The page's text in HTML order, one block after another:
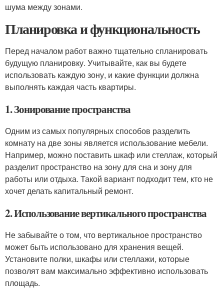
шума между зонами.
Планировка и функциональность
Перед началом работ важно тщательно спланировать
будущую планировку. Учитывайте, как вы будете
использовать каждую зону, и какие функции должна
выполнять каждая часть квартиры.
1. Зонирование пространства
Одним из самых популярных способов разделить
комнату на две зоны является использование мебели.
Например, можно поставить шкаф или стеллаж, который
разделит пространство на зону для сна и зону для
работы или отдыха. Такой вариант подходит тем, кто не
хочет делать капитальный ремонт.
2. Использование вертикального пространства
Не забывайте о том, что вертикальное пространство
может быть использовано для хранения вещей.
Установите полки, шкафы или стеллажи, которые
позволят вам максимально эффективно использовать
площадь.